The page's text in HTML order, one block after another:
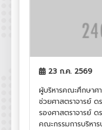
23 ก.ค. 2569
ผู้บริหารคณะศึกษา
ช่วยศาสตราจารย์
รองศาสตราจารย์
คณะกรรมการบริหา